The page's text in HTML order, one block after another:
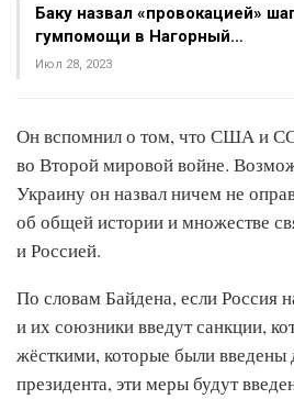
Баку назвал «провокацией»
гумпомощи в Нагорный…
Июл 28, 2023
Он вспомнил о том, что США и
во Второй мировой войне.
Украину он назвал ничем не
об общей истории и множестве
и Россией.
По словам Байдена, если Россия
и их союзники введут санкции,
жёсткими, которые были
президента, эти меры будут